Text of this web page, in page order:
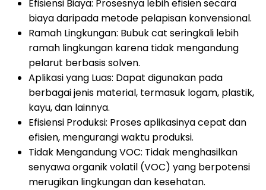
Efisiensi Biaya: Prosesnya lebih efisien secara
biaya daripada metode pelapisan konvensional.
Ramah Lingkungan: Bubuk cat seringkali lebih
ramah lingkungan karena tidak mengandung
pelarut berbasis solven.
Aplikasi yang Luas: Dapat digunakan pada
berbagai jenis material, termasuk logam, plastik,
kayu, dan lainnya.
Efisiensi Produksi: Proses aplikasinya cepat dan
efisien, mengurangi waktu produksi.
Tidak Mengandung VOC: Tidak menghasilkan
senyawa organik volatil (VOC) yang berpotensi
merugikan lingkungan dan kesehatan.